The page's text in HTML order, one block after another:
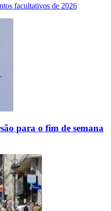
facultativos de 2026
para o fim de semana